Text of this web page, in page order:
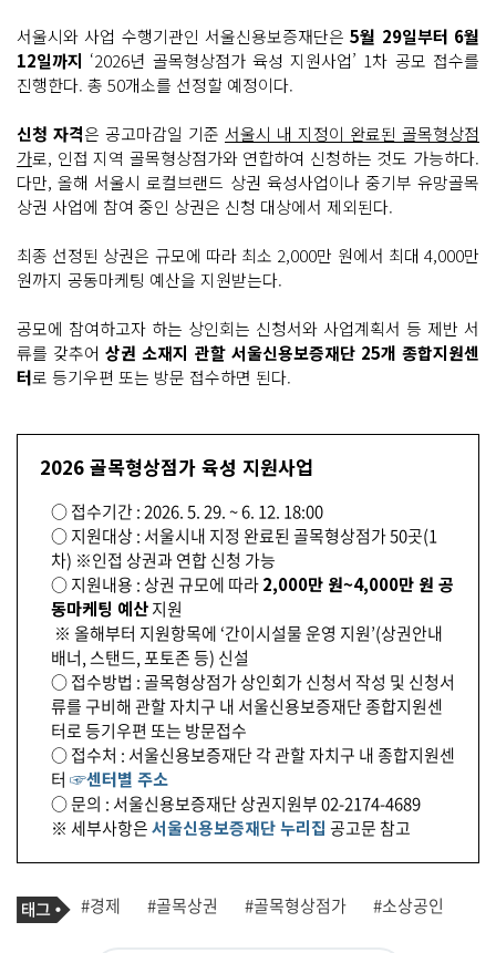
서울시와 사업 수행기관인 서울신용보증재단은5월 29일부터 6월
12일까지 ‘2026년 골목형상점가 육성 지원사업’ 1차 공모 접수를
진행한다. 총 50개소를 선정할 예정이다.
신청 자격은 공고마감일 기준 서울시 내 지정이 완료된 골목형상점
가로, 인접 지역 골목형상점가와 연합하여 신청하는 것도 가능하다.
다만, 올해 서울시 로컬브랜드 상권 육성사업이나 중기부 유망골목
상권 사업에 참여 중인 상권은 신청 대상에서 제외된다.
최종 선정된 상권은 규모에 따라 최소 2,000만 원에서 최대 4,000만
원까지 공동마케팅 예산을 지원받는다.
공모에 참여하고자 하는 상인회는 신청서와 사업계획서 등 제반 서
류를 갖추어상권 소재지 관할 서울신용보증재단 25개 종합지원센
터로 등기우편 또는 방문 접수하면 된다.
2026 골목형상점가 육성 지원사업
○ 접수기간 : 2026. 5. 29. ~ 6. 12. 18:00
○ 지원대상 : 서울시내 지정 완료된 골목형상점가 50곳(1
차) ※인접 상권과 연합 신청 가능
○ 지원내용 : 상권 규모에 따라2,000만 원~4,000만 원 공
동마케팅 예산지원
※ 올해부터 지원항목에 ‘간이시설물 운영 지원’(상권안내
배너, 스탠드, 포토존 등) 신설
○ 접수방법 : 골목형상점가 상인회가 신청서 작성 및 신청서
류를 구비해 관할 자치구 내 서울신용보증재단 종합지원센
터로 등기우편 또는 방문접수
○ 접수처 : 서울신용보증재단 각 관할 자치구 내 종합지원센
터 ☞센터별 주소
○ 문의 : 서울신용보증재단 상권지원부 02-2174-4689
※ 세부사항은서울신용보증재단 누리집 공고문 참고
기
사
태
그
#경제 #골목상권 #골목형상점가 #소상공인